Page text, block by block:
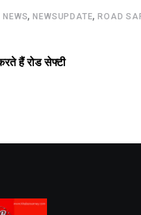
NEWS,NEWSUPDATE,ROAD
हैं रोड सेफ्टी